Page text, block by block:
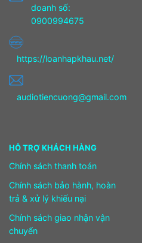
doanh số:
0900994675
https://loanhapkhau.net/
audiotiencuong@gmail.com
HỖ TRỢ KHÁCH HÀNG
Chính sách thanh toán
Chính sách bảo hành, hoàn
trả & xử lý khiếu nại
Chính sách giao nhận vận
chuyển